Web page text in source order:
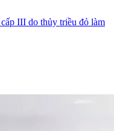
III do thủy triều đỏ làm